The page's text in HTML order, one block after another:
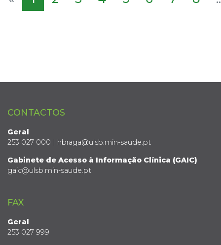
CONTACTOS
Geral
253 027 000 | hbraga@ulsb.min-saude.pt
Gabinete de Acesso à Informação Clínica (GAIC)
gaic@ulsb.min-saude.pt
FAX
Geral
253 027 999